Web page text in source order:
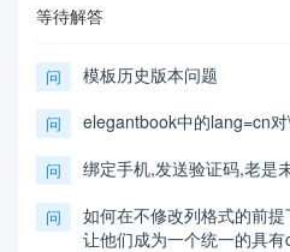
等待解答
问 模板历史版本问题
问 elegantbook中的lang=cn
问 绑定手机,发送验证码,老是
问
如何在不修改列格式的前
让他们成为一个统一的具